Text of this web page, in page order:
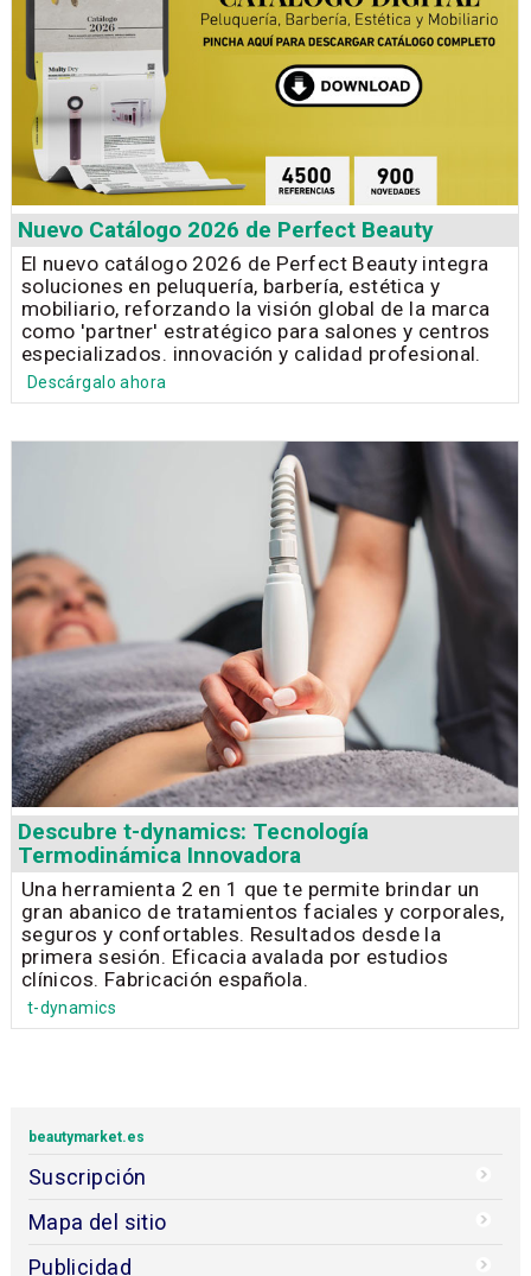
Nuevo Catálogo 2026 de Perfect Beauty
El nuevo catálogo 2026 de Perfect Beauty integra
soluciones en peluquería, barbería, estética y
mobiliario, reforzando la visión global de la marca
como 'partner' estratégico para salones y centros
especializados. innovación y calidad profesional.
Descárgalo ahora
Descubre t-dynamics: Tecnología
Termodinámica Innovadora
Una herramienta 2 en 1 que te permite brindar un
gran abanico de tratamientos faciales y corporales,
seguros y confortables. Resultados desde la
primera sesión. Eficacia avalada por estudios
clínicos. Fabricación española.
t-dynamics
beautymarket.es
Suscripción
Mapa del sitio
Publicidad